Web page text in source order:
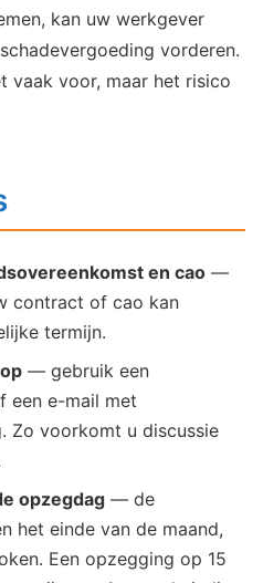
kan uw werkgever
vorderen.
vaak voor, maar het risico
en cao —
contract of cao kan
termijn.
— gebruik een
een e-mail met
Zo voorkomt u discussie
opzegdag — de
het einde van de maand,
Een opzegging op 15